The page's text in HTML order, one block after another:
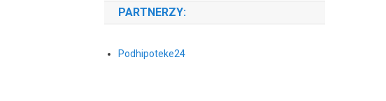
PARTNERZY:
Podhipoteke24